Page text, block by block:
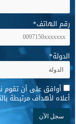
رقم الهاتف*
الدولة*
* أوافق على أن تقوم
أعلاه لأهداف مرتبطة